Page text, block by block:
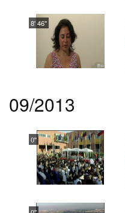
8' 46''
09/2013
0''